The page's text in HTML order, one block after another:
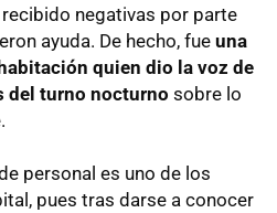
negativas por parte
ayuda. De hecho, fue una
quien dio la voz de
del turno nocturno sobre lo
personal es uno de los
pues tras darse a conocer